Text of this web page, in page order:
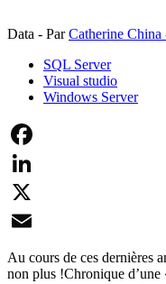
Data - ParCatherine China
SQL Server
Visual studio
Windows Server
Facebook
LinkedIn
X
Email
Au cours de ces dernières
non plus !Chronique